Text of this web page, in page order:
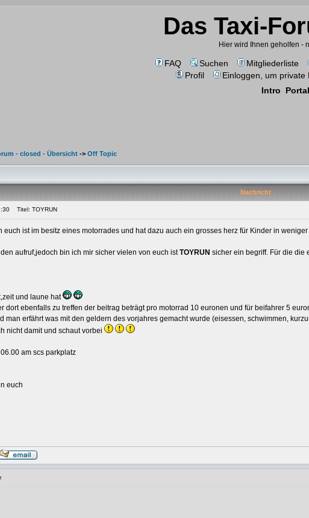
Das Taxi-
Hier wird Ihnen geholfen -
FAQ Suchen Mitgliederliste
Profil
Einloggen, um private
Intro
Portal
- closed - Übersicht -> Off Topic
Nachricht
Titel: TOYRUN
euch ist im besitz eines motorrades und hat dazu auch ein grosses herz für Kinder in
aufruf,jedoch bin ich mir sicher vielen von euch istTOYRUN sicher ein begriff. Für die die
und laune hat
dort ebenfalls zu treffen der beitrag beträgt pro motorrad 10 euronen und für beifahrer 5
man erfährt was mit den geldern des vorjahres gemacht wurde (eisessen, schwimmen,
nicht damit und schaut vorbei
am scs parkplatz
euch